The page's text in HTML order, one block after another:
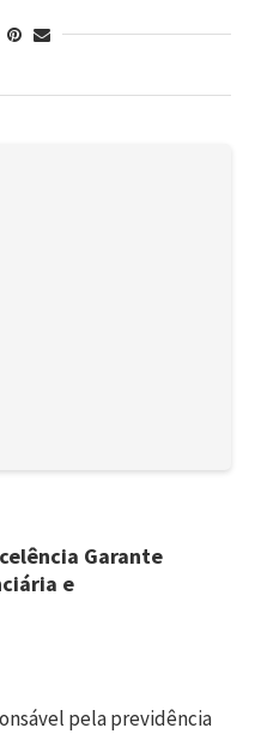
Garante
e
pela previdência